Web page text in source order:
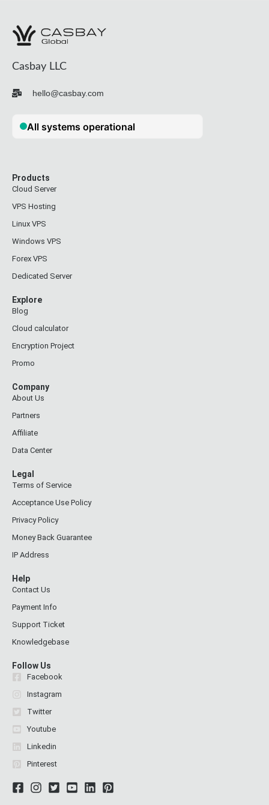
Casbay LLC
hello@casbay.com
Products
Cloud Server
VPS Hosting
Linux VPS
Windows VPS
Forex VPS
Dedicated Server
Explore
Blog
Cloud calculator
Encryption Project
Promo
Company
About Us
Partners
Affiliate
Data Center
Legal
Terms of Service
Acceptance Use Policy
Privacy Policy
Money Back Guarantee
IP Address
Help
Contact Us
Payment Info
Support Ticket
Knowledgebase
Follow Us
Facebook
Instagram
Twitter
Youtube
Linkedin
Pinterest